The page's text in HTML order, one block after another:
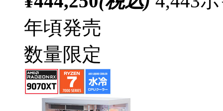
年頃発売
数量限定